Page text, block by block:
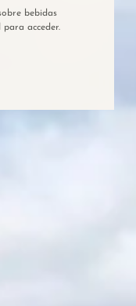
bebidas
acceder.